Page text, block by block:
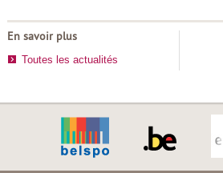
En savoir plus
Toutes les actualités